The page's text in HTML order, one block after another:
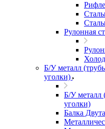
Рулонная
Б/У металл
уголки)
Б/У металл
уголки)
Балка